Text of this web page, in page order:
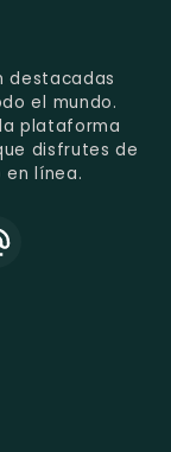
destacadas
el mundo.
plataforma
disfrutes de
en línea.